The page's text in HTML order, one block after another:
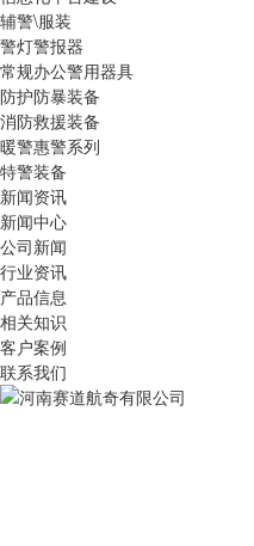
辅警\服装
警灯警报器
常规办公警用器具
防护防暴装备
消防救援装备
暖警惠警系列
特警装备
新闻资讯
新闻中心
公司新闻
行业资讯
产品信息
相关知识
客户案例
联系我们